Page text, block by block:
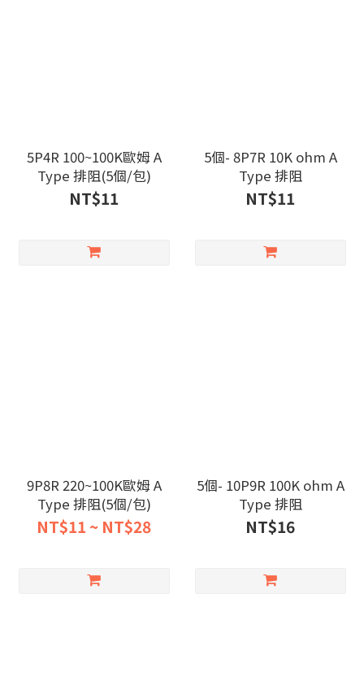
5P4R 100~100K歐姆 A
Type 排阻(5個/包)
NT$11
5個- 8P7R 10K ohm A
Type 排阻
NT$11
9P8R 220~100K歐姆 A
Type 排阻(5個/包)
NT$11 ~ NT$28
5個- 10P9R 100K ohm A
Type 排阻
NT$16